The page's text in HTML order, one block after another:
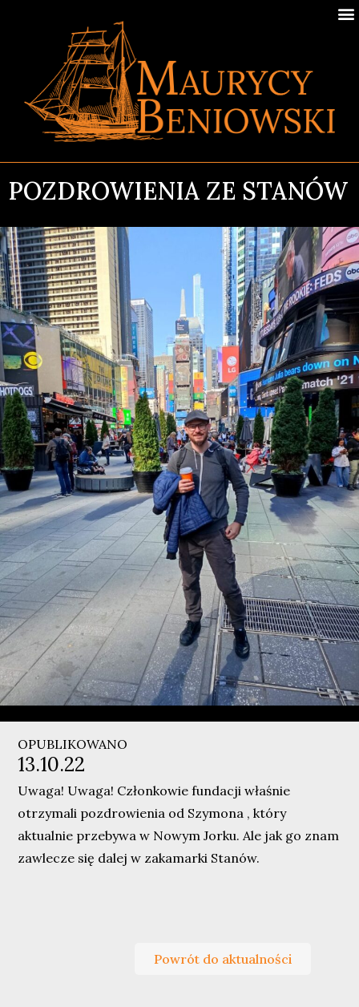
POZDROWIENIA ZE STANÓW
OPUBLIKOWANO
13.10.22
Uwaga! Uwaga! Członkowie fundacji właśnie
otrzymali pozdrowienia od Szymona , który
aktualnie przebywa w Nowym Jorku. Ale jak go znam
zawlecze się dalej w zakamarki Stanów.
Powrót do aktualności